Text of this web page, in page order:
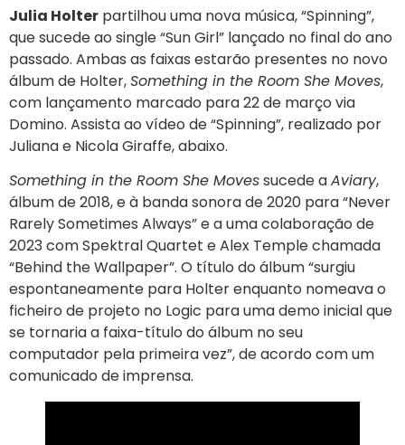
Julia Holter partilhou uma nova música, “Spinning”,
que sucede ao single “Sun Girl” lançado no final do ano
passado. Ambas as faixas estarão presentes no novo
álbum de Holter,Something in the Room She Moves,
com lançamento marcado para 22 de março via
Domino. Assista ao vídeo de “Spinning”, realizado por
Juliana e Nicola Giraffe, abaixo.
Something in the Room She Movessucede aAviary,
álbum de 2018, e à banda sonora de 2020 para “Never
Rarely Sometimes Always” e a uma colaboração de
2023 com Spektral Quartet e Alex Temple chamada
“Behind the Wallpaper”. O título do álbum “surgiu
espontaneamente para Holter enquanto nomeava o
ficheiro de projeto no Logic para uma demo inicial que
se tornaria a faixa-título do álbum no seu
computador pela primeira vez”, de acordo com um
comunicado de imprensa.